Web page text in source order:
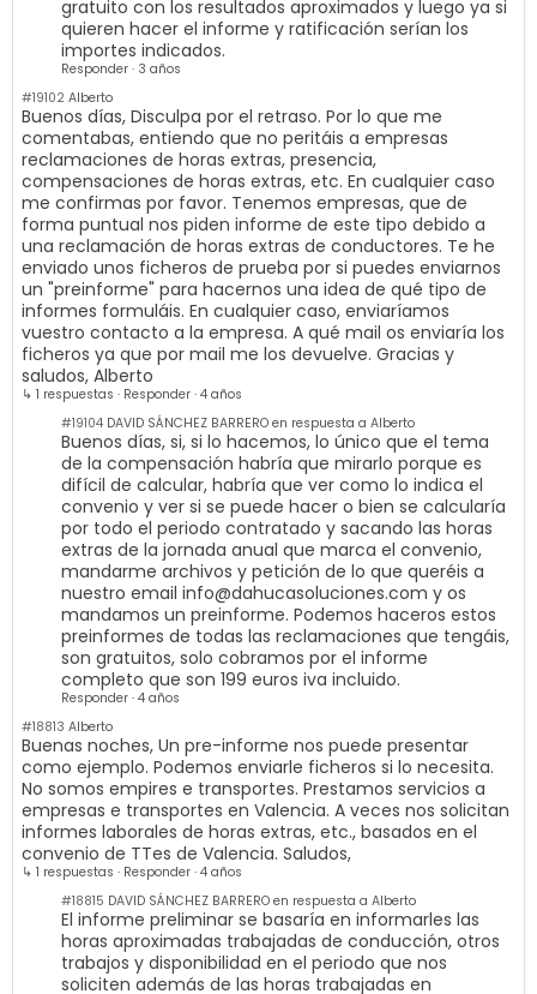
gratuito con los resultados aproximados y luego ya si
quieren hacer el informe y ratificación serían los
importes indicados.
Responder · 3 años
#19102 Alberto
Buenos días, Disculpa por el retraso. Por lo que me
comentabas, entiendo que no peritáis a empresas
reclamaciones de horas extras, presencia,
compensaciones de horas extras, etc. En cualquier caso
me confirmas por favor. Tenemos empresas, que de
forma puntual nos piden informe de este tipo debido a
una reclamación de horas extras de conductores. Te he
enviado unos ficheros de prueba por si puedes enviarnos
un "preinforme" para hacernos una idea de qué tipo de
informes formuláis. En cualquier caso, enviaríamos
vuestro contacto a la empresa. A qué mail os enviaría los
ficheros ya que por mail me los devuelve. Gracias y
saludos, Alberto
↳ 1 respuestas · Responder · 4 años
#19104
DAVID SÁNCHEZ BARRERO en respuesta a Alberto
Buenos días, si, si lo hacemos, lo único que el tema
de la compensación habría que mirarlo porque es
difícil de calcular, habría que ver como lo indica el
convenio y ver si se puede hacer o bien se calcularía
por todo el periodo contratado y sacando las horas
extras de la jornada anual que marca el convenio,
mandarme archivos y petición de lo que queréis a
nuestro email info@dahucasoluciones.com y os
mandamos un preinforme. Podemos haceros estos
preinformes de todas las reclamaciones que tengáis,
son gratuitos, solo cobramos por el informe
completo que son 199 euros iva incluido.
Responder · 4 años
#18813 Alberto
Buenas noches, Un pre-informe nos puede presentar
como ejemplo. Podemos enviarle ficheros si lo necesita.
No somos empires e transportes. Prestamos servicios a
empresas e transportes en Valencia. A veces nos solicitan
informes laborales de horas extras, etc., basados en el
convenio de TTes de Valencia. Saludos,
↳ 1 respuestas · Responder · 4 años
#18815
DAVID SÁNCHEZ BARRERO en respuesta a Alberto
El informe preliminar se basaría en informarles las
horas aproximadas trabajadas de conducción, otros
trabajos y disponibilidad en el periodo que nos
soliciten además de las horas trabajadas en